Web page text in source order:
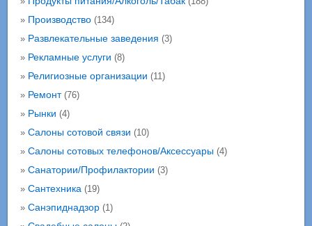
» Производство(134)
» Развлекательные заведения (3)
» Рекламные услуги (8)
» Религиозные организации (11)
» Ремонт(76)
» Рынки (4)
» Салоны сотовой связи (10)
» Салоны сотовых телефонов/Аксессуары(4)
» Санатории/Профилактории (3)
» Сантехника(19)
» Санэпиднадзор(1)